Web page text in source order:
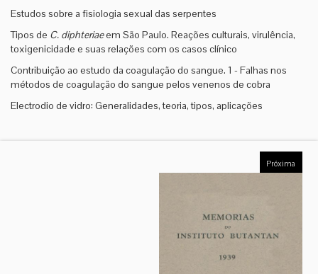
Estudos sobre a fisiologia sexual das serpentes
Tipos de C. diphteriaeem São Paulo. Reações culturais, virulência,
toxigenicidade e suas relações com os casos clínico
Contribuição ao estudo da coagulação do sangue. 1 - Falhas nos
métodos de coagulação do sangue pelos venenos de cobra
Electrodio de vidro: Generalidades, teoria, tipos, aplicações
Próxima